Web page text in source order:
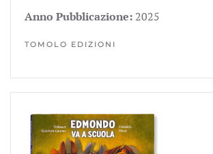
Anno Pubblicazione: 2025
TOMOLO EDIZIONI